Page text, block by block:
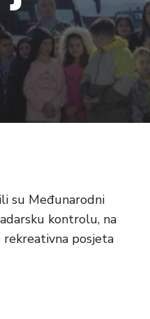
su Međunarodni
kontrolu, na
posjeta